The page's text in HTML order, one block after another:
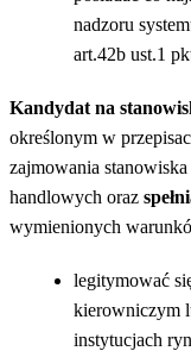
nadzoru
art.42b ust.1
Kandydat na
określonym w
zajmowania stanowiska
handlowych oraz
wymienionych
legitymować
kierowniczym
instytucjach